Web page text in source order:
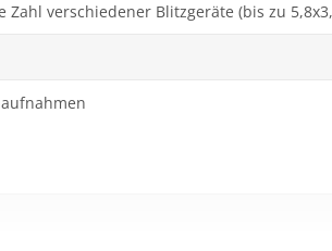
verschiedener Blitzgeräte (bis zu